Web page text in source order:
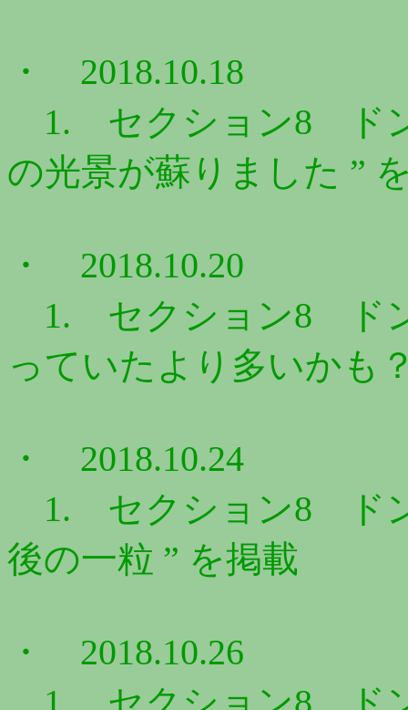
・ 2018.10.18
1. セクション8 ドン
の光景が蘇りました ”
・ 2018.10.20
1. セクション8 ドン
っていたより多いかも
・ 2018.10.24
1. セクション8 ドン
後の一粒 ” を掲載
・ 2018.10.26